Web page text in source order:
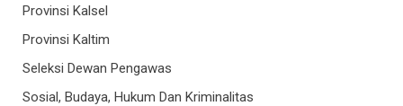
Provinsi Kalsel
Provinsi Kaltim
Seleksi Dewan Pengawas
Sosial, Budaya, Hukum Dan Kriminalitas